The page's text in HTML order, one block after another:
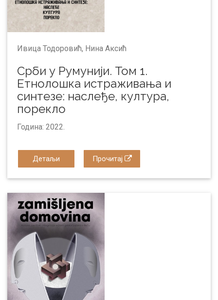
Ивица Тодоровић, Нинa Аксић
Срби у Румунији. Том 1.
Етнолошка истраживања и
синтезе: наслеђе, култура,
порекло
Година: 2022.
Детаљи Прочитај